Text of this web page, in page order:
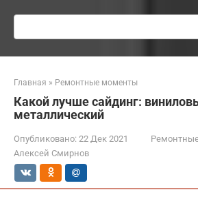
Поиск:
Главная » Ремонтные моменты
Какой лучше сайдинг:
металлический
Опубликовано: 22 Дек 2021
Алексей Смирнов